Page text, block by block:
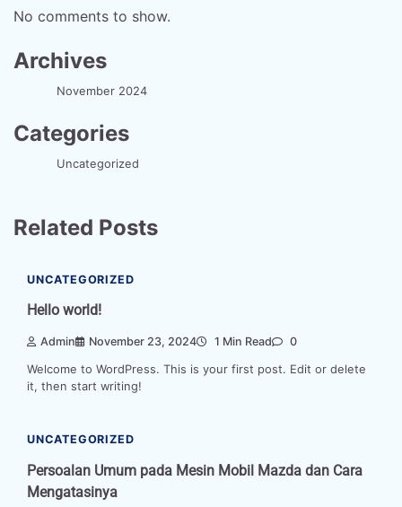
No comments to show.
Archives
November 2024
Categories
Uncategorized
Related Posts
UNCATEGORIZED
Hello world!
Admin November 23, 2024 1 Min Read 0
Welcome to WordPress. This is your first post. Edit or delete
it, then start writing!
UNCATEGORIZED
Persoalan Umum pada Mesin Mobil Mazda dan Cara
Mengatasinya